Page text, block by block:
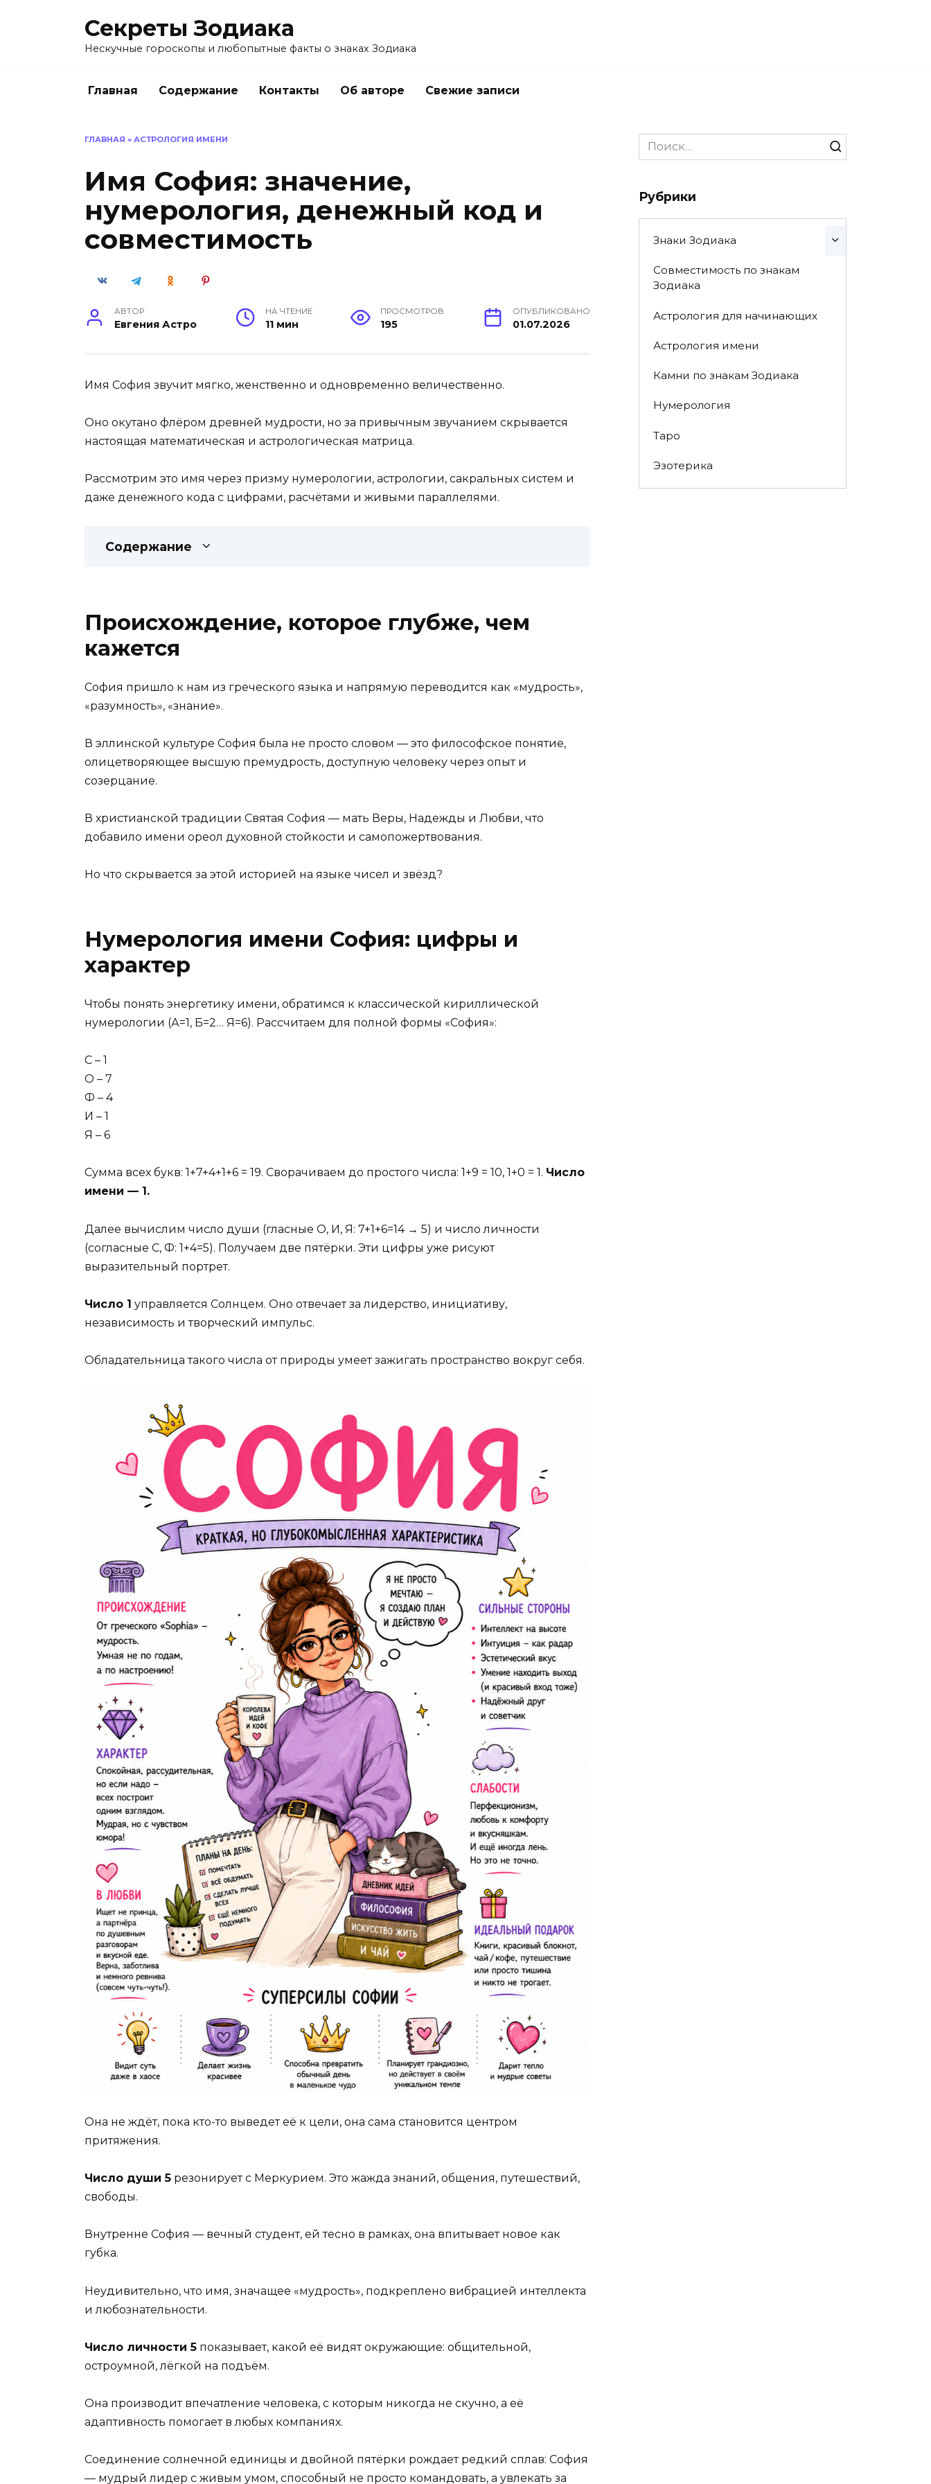
Секреты Зодиака
Нескучные гороскопы и любопытные факты о знаках Зодиака
Главная Содержание Контакты Об авторе Свежие записи
ГЛАВНАЯ » АСТРОЛОГИЯ ИМЕНИ
Имя София: значение,
нумерология, денежный код и
совместимость
АВТОР
Евгения Астро
НА ЧТЕНИЕ
11 мин
ПРОСМОТРОВ
195
ОПУБЛИКОВАНО
01.07.2026
Имя София звучит мягко, женственно и одновременно величественно.
Оно окутано флёром древней мудрости, но за привычным звучанием скрывается
настоящая математическая и астрологическая матрица.
Рассмотрим это имя через призму нумерологии, астрологии, сакральных систем и
даже денежного кода с цифрами, расчётами и живыми параллелями.
Содержание
Происхождение, которое глубже, чем
кажется
София пришло к нам из греческого языка и напрямую переводится как «мудрость»,
«разумность», «знание».
В эллинской культуре София была не просто словом — это философское понятие,
олицетворяющее высшую премудрость, доступную человеку через опыт и
созерцание.
В христианской традиции Святая София — мать Веры, Надежды и Любви, что
добавило имени ореол духовной стойкости и самопожертвования.
Но что скрывается за этой историей на языке чисел и звёзд?
Нумерология имени София: цифры и
характер
Чтобы понять энергетику имени, обратимся к классической кириллической
нумерологии (А=1, Б=2… Я=6). Рассчитаем для полной формы «София»:
С – 1
О – 7
Ф – 4
И – 1
Я – 6
Сумма всех букв: 1+7+4+1+6 = 19. Сворачиваем до простого числа: 1+9 = 10, 1+0 = 1. Число
имени — 1.
Далее вычислим число души (гласные О, И, Я: 7+1+6=14 → 5) и число личности
(согласные С, Ф: 1+4=5). Получаем две пятёрки. Эти цифры уже рисуют
выразительный портрет.
Число 1 управляется Солнцем. Оно отвечает за лидерство, инициативу,
независимость и творческий импульс.
Обладательница такого числа от природы умеет зажигать пространство вокруг себя.
Она не ждёт, пока кто-то выведет её к цели, она сама становится центром
притяжения.
Число души 5 резонирует с Меркурием. Это жажда знаний, общения, путешествий,
свободы.
Внутренне София — вечный студент, ей тесно в рамках, она впитывает новое как
губка.
Неудивительно, что имя, значащее «мудрость», подкреплено вибрацией интеллекта
и любознательности.
Число личности 5 показывает, какой её видят окружающие: общительной,
остроумной, лёгкой на подъём.
Она производит впечатление человека, с которым никогда не скучно, а её
адаптивность помогает в любых компаниях.
Соединение солнечной единицы и двойной пятёрки рождает редкий сплав: София
— мудрый лидер с живым умом, способный не просто командовать, а увлекать за
Search
for:
Рубрики
Знаки Зодиака
Совместимость по знакам
Зодиака
Астрология для начинающих
Астрология имени
Камни по знакам Зодиака
Нумерология
Таро
Эзотерика